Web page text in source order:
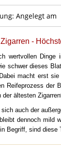
Angelegt am
-
wertvollen Dinge
schwer dieses
macht erst
Reifeprozess der
der ältesten
auch der
dennoch mild
Begriff, sind diese